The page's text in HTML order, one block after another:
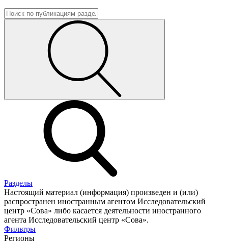
Разделы
Настоящий материал (информация) произведен и (или)
распространен иностранным агентом Исследовательский
центр «Сова» либо касается деятельности иностранного
агента Исследовательский центр «Сова».
Фильтры
Регионы